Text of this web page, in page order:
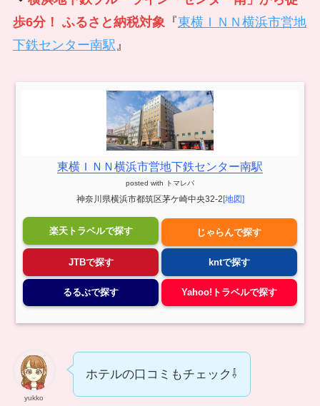
歩6分！ ふるさと納税対象 『東横ＩＮＮ横浜市営地
下鉄センター南駅 』
東横ＩＮＮ横浜市営地下鉄センター南駅
posted with トマレバ
神奈川県横浜市都筑区茅ケ崎中央32-2 [地図]
楽天トラベルで探す じゃらんで探す
JTBで探す kntで探す
るるぶで探す Yahoo!トラベルで探す
yukko
ホテルの口コミもチェック⇩